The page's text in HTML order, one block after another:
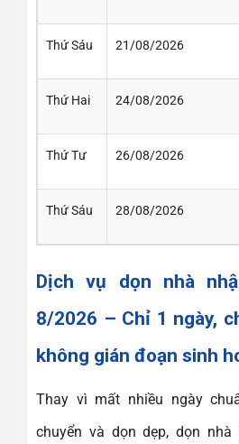
Thứ Sáu 21/08/2026
Thứ Hai 24/08/2026
Thứ Tư 26/08/2026
Thứ Sáu 28/08/2026
Dịch vụ dọn nhà
8/2026 – Chỉ 1 ngày,
không gián đoạn sinh
Thay vì mất nhiều ngày
chuyển và dọn dẹp, dọn